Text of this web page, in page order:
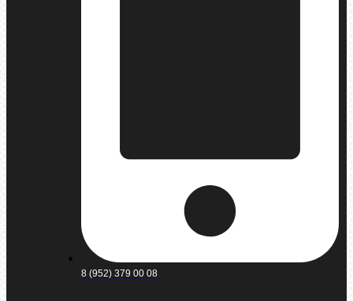
8 (952) 379 00 08